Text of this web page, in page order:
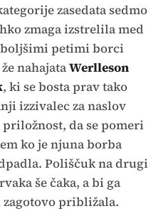
zasedata sedmo
zmaga izstrelila med
petimi borci
nahajataWerlleson
, ki se bosta prav tako
izzivalec za naslov
da se pomeri
ko je njuna borba
Poliščuk na drugi
še čaka, a bi ga
približala.